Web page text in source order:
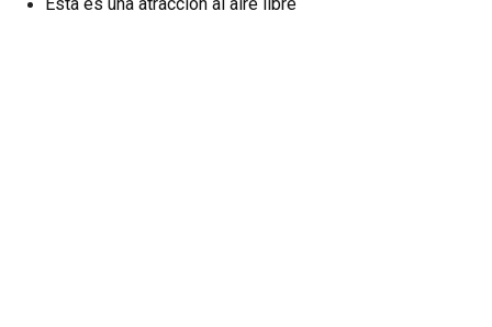
Esta es una atracción al aire libre